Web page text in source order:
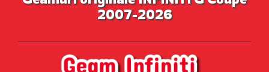
2007-2026